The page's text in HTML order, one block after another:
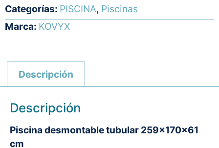
Categorías: PISCINA, Piscinas
Marca: KOVYX
Descripción
Descripción
Piscina desmontable tubular 259x170x61
cm